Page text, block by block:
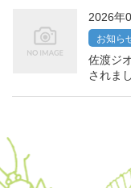
2026年
お知ら
佐渡ジ
されま